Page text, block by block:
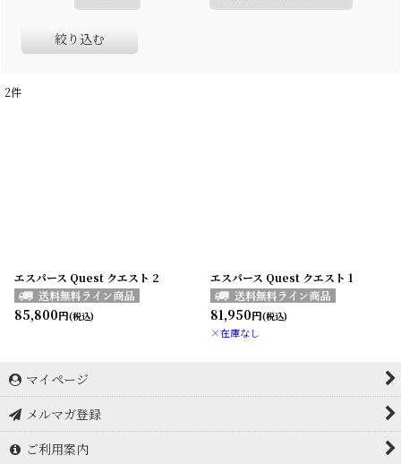
絞り込む
2件
エスパース Quest クエスト 2
85,800円(税込)
エスパース Quest クエスト 1
81,950円(税込)
×在庫なし
マイページ
メルマガ登録
ご利用案内